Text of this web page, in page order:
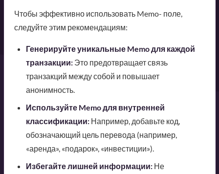
Чтобы эффективно использовать Memo- поле,
следуйте этим рекомендациям:
Генерируйте уникальные Memo для каждой
транзакции:Это предотвращает связь
транзакций между собой и повышает
анонимность.
Используйте Memo для внутренней
классификации:Например, добавьте код,
обозначающий цель перевода (например,
«аренда», «подарок», «инвестиции»).
Избегайте лишней информации:Не